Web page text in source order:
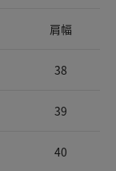
肩幅
38
39
40